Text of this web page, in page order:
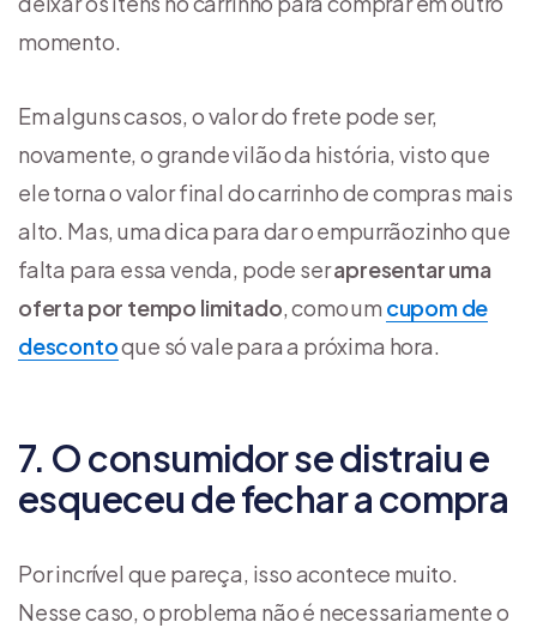
momento.
Em alguns casos, o valor do frete pode ser,
novamente, o grande vilão da história, visto que
ele torna o valor final do carrinho de compras mais
alto. Mas, uma dica para dar o empurrãozinho que
falta para essa venda, pode serapresentar uma
oferta por tempo limitado, como um cupom de
descontoque só vale para a próxima hora.
7. O consumidor se distraiu e
esqueceu de fechar a compra
Por incrível que pareça, isso acontece muito.
Nesse caso, o problema não é necessariamente o